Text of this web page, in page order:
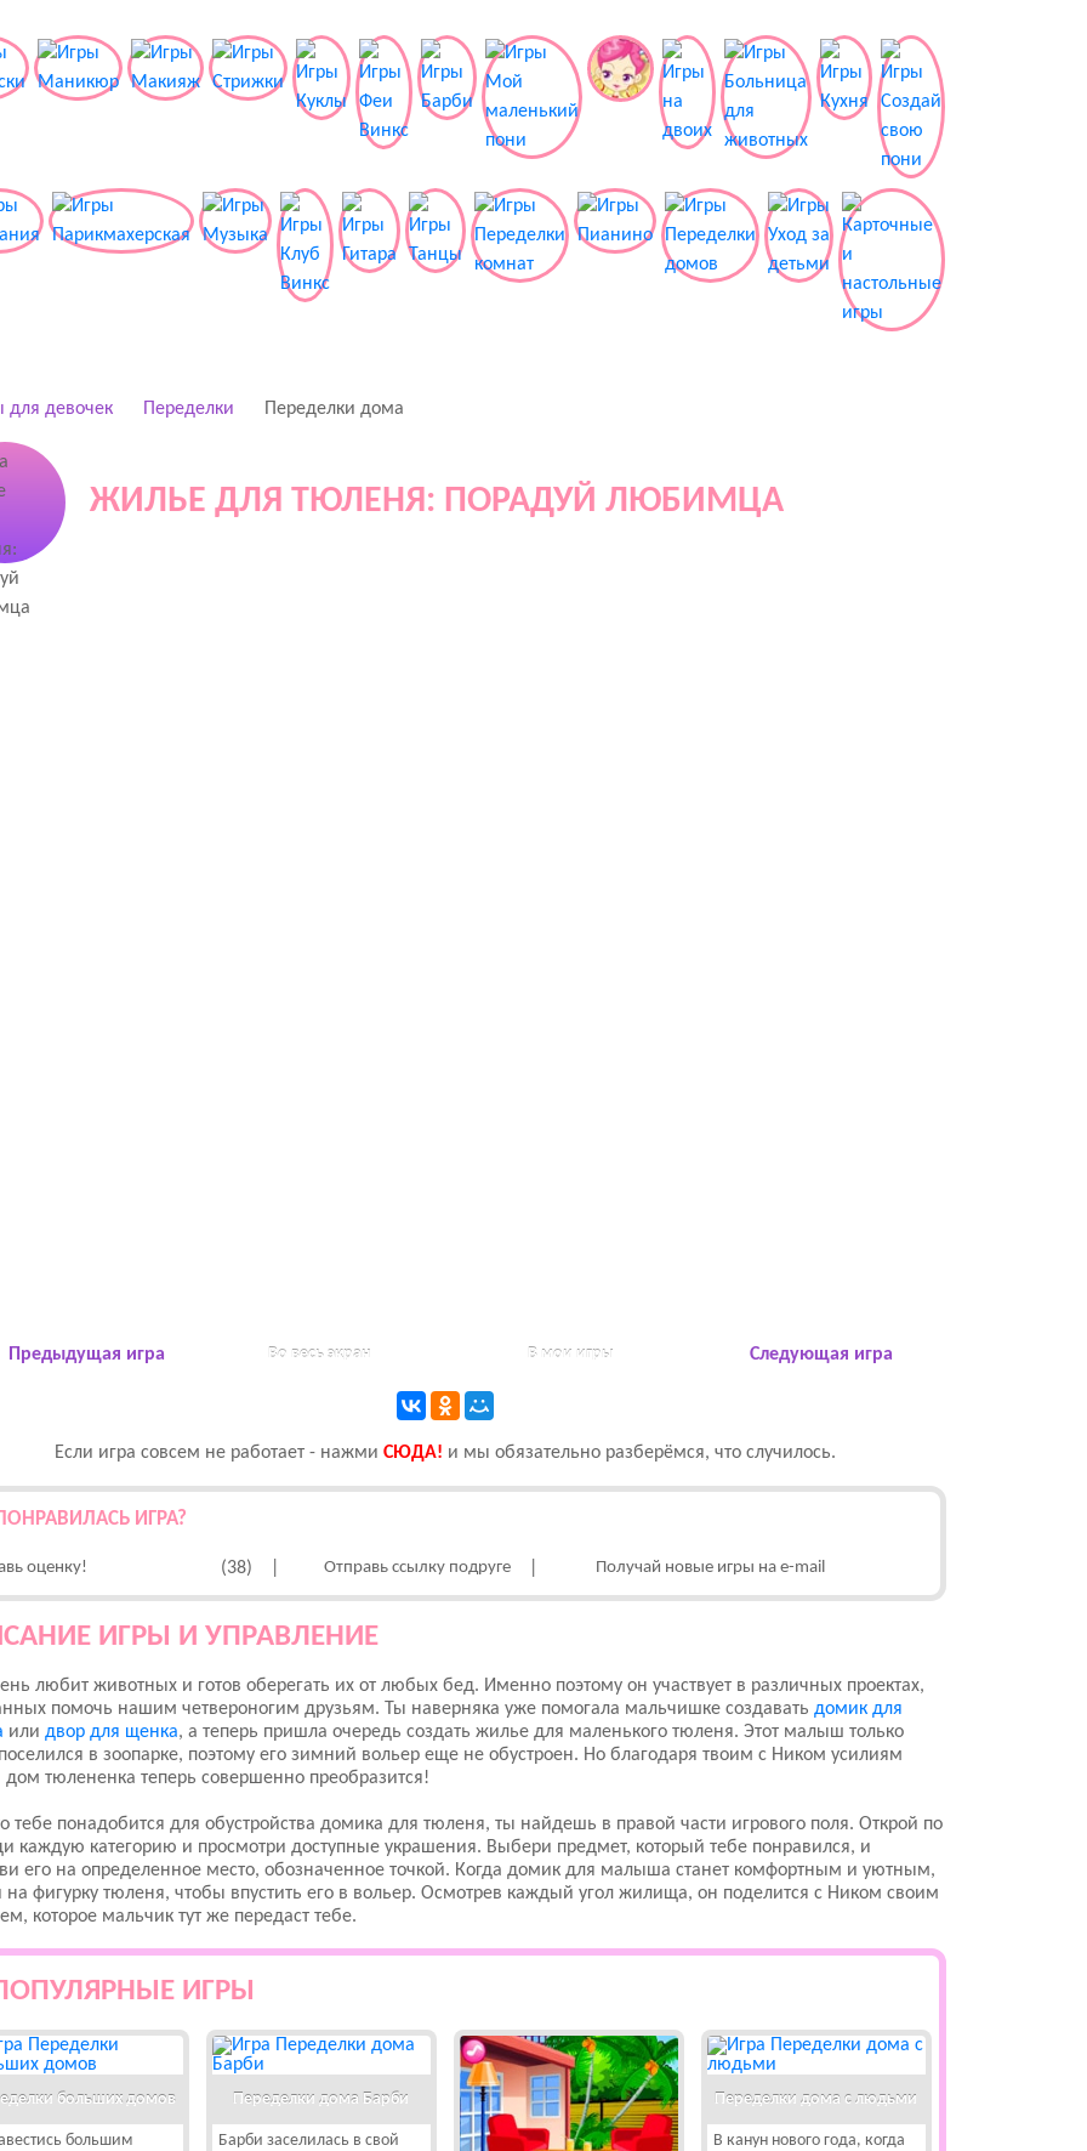
для девочек Переделки Переделки дома
ЖИЛЬЕ ДЛЯ ТЮЛЕНЯ: ПОРАДУЙ ЛЮБИМЦА
Предыдущая игра Во весь экран В мои игры Следующая игра
Если игра совсем не работает - нажми CЮДА! и мы обязательно разберёмся, что случилось.
ИГРА?
оценку! (38) Отправь ссылку подруге Получай новые игры на e-mail
ИГРЫ И УПРАВЛЕНИЕ
любит животных и готов оберегать их от любых бед. Именно поэтому он участвует в различных проектах,
помочь нашим четвероногим друзьям. Ты наверняка уже помогала мальчишке создавать домик для
или двор для щенка, а теперь пришла очередь создать жилье для маленького тюленя. Этот малыш только
в зоопарке, поэтому его зимний вольер еще не обустроен. Но благодаря твоим с Ником усилиям
тюлененка теперь совершенно преобразится!
тебе понадобится для обустройства домика для тюленя, ты найдешь в правой части игрового поля. Открой по
каждую категорию и просмотри доступные украшения. Выбери предмет, который тебе понравился, и
его на определенное место, обозначенное точкой. Когда домик для малыша станет комфортным и уютным,
фигурку тюленя, чтобы впустить его в вольер. Осмотрев каждый угол жилища, он поделится с Ником своим
которое мальчик тут же передаст тебе.
ИГРЫ
больших домов
большим
Переделки дома Барби
Барби заселилась в свой
Переделки дома с людьми
В канун нового года, когда